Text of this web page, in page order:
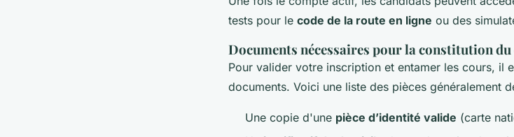
tests pour le code de la route en ligne ou des
Documents nécessaires pour la constitution
Pour valider votre inscription et entamer les cours, il
documents. Voici une liste des pièces généralement
Une copie d'une pièce d’identité valide (carte